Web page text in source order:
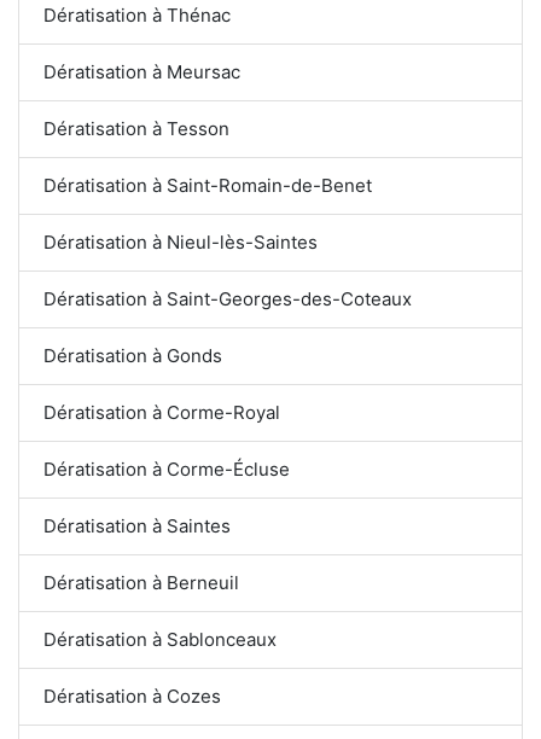
Dératisation à Thénac
Dératisation à Meursac
Dératisation à Tesson
Dératisation à Saint-Romain-de-Benet
Dératisation à Nieul-lès-Saintes
Dératisation à Saint-Georges-des-Coteaux
Dératisation à Gonds
Dératisation à Corme-Royal
Dératisation à Corme-Écluse
Dératisation à Saintes
Dératisation à Berneuil
Dératisation à Sablonceaux
Dératisation à Cozes